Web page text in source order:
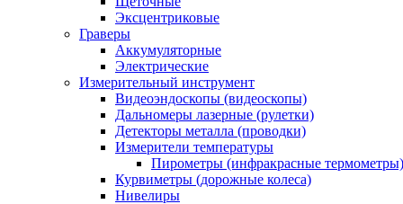
Эксцентриковые
Граверы
Аккумуляторные
Электрические
Измерительный инструмент
Видеоэндоскопы (видеоскопы)
Дальномеры лазерные (рулетки)
Детекторы металла (проводки)
Измерители температуры
Пирометры (инфракрасные термометры)
Курвиметры (дорожные колеса)
Нивелиры